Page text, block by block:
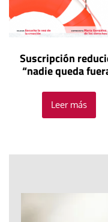
Suscripción
“nadie queda
Leer más